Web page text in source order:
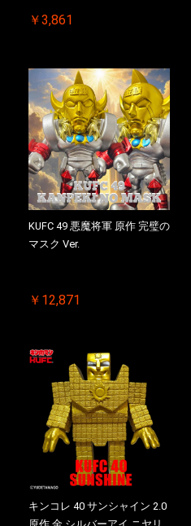
￥3,861
KUFC 49 悪魔将軍 原作 完璧の
マスク Ver.
￥12,871
キンコレ 40 サンシャイン 2.0